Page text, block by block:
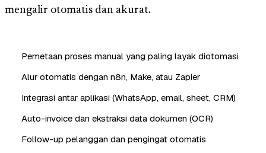
mengalir otomatis dan akurat.
Pemetaan proses manual yang paling layak diotomasi
Alur otomatis dengan n8n, Make, atau Zapier
Integrasi antar aplikasi (WhatsApp, email, sheet, CRM)
Auto-invoice dan ekstraksi data dokumen (OCR)
Follow-up pelanggan dan pengingat otomatis